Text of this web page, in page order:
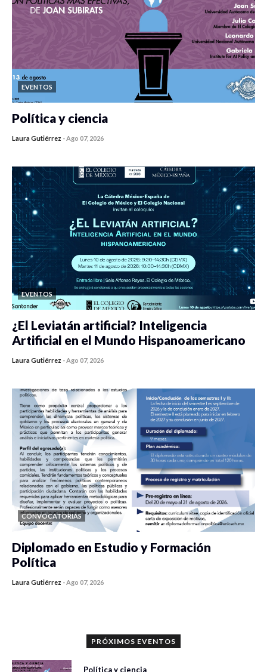
EVENTOS
Política y ciencia
Laura Gutiérrez -Ago 07, 2026
EVENTOS
¿El Leviatán artificial? Inteligencia
Artificial en el Mundo Hispanoamericano
Laura Gutiérrez -Ago 07, 2026
CONVOCATORIAS
Diplomado en Estudio y Formación
Política
Laura Gutiérrez -Ago 07, 2026
PRÓXIMOS EVENTOS
Política y ciencia